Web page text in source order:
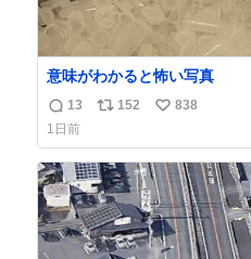
意味がわかると怖い写真
返
信
数
13
リ
ス
ト
数
152
い
ね
数
838
1日前